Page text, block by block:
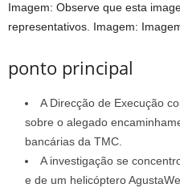
Imagem: Observe que esta
representativos. Imagem:
ponto principal
A Direcção de Execução
sobre o alegado
bancárias da TMC.
A investigação se
e de um helicóptero